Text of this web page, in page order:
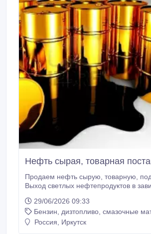
Нефть сырая, товарная
Продаем нефть сырую, товарную, подготовленную.
Выход светлых нефтепродуктов в
серы от 0, 6 до 2%, воды от 0.1 до 5%. Отгрузка
производится железнодорожными
тарифу нефти или газового
29/06/2026 09:33
Бензин, дизтопливо, смазочные
Россия, Иркутск